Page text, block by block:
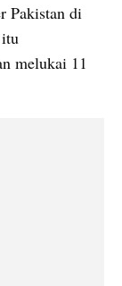
Pakistan di
melukai 11